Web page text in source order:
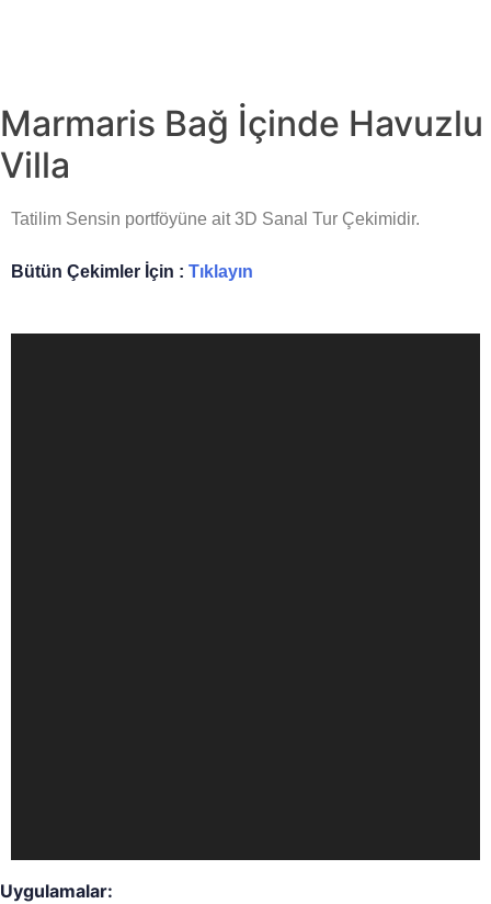
Marmaris Bağ İçinde Havuzlu
Villa
Tatilim Sensin portföyüne ait 3D Sanal Tur Çekimidir.
Bütün Çekimler İçin : Tıklayın
Uygulamalar: